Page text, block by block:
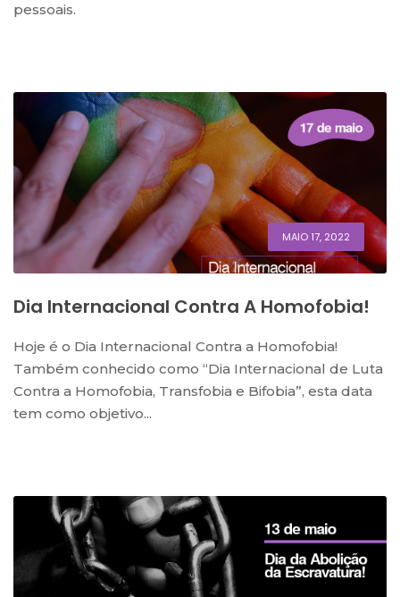
pessoais.
MAIO 17, 2022
Dia Internacional Contra A Homofobia!
Hoje é o Dia Internacional Contra a Homofobia!
Também conhecido como “Dia Internacional de Luta
Contra a Homofobia, Transfobia e Bifobia”, esta data
tem como objetivo...